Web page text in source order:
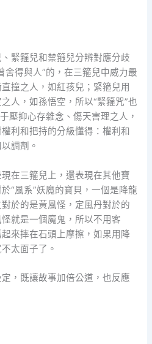
、緊箍兒和禁箍兒分辨對應分歧
舍得與人”的，在三箍兒中威力最
撞之人，如紅孩兒；緊箍兒用
人，如孫悟空，所以“緊箍咒”也
壓抑心存雜念、傷天害理之人，
利和把持的分級懂得：權利和
調劑。
在三箍兒上，還表現在其他寶
“風系”妖魔的寶貝，一個是降龍
於的是黃風怪，定風丹對於的
就是一個魔鬼，所以不用客
來摔在石頭上摩擦，如果用降
太面子了。
，既讓故事加倍公道，也反應